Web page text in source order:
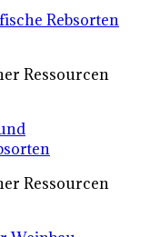
Rebsorten
Ressourcen
Ressourcen